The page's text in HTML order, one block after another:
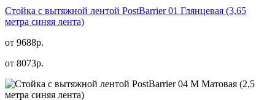
Стойка с вытяжной лентой PostBarrier 01 Глянцевая (3,65
метра синяя лента)
от 9688р.
от 8073р.